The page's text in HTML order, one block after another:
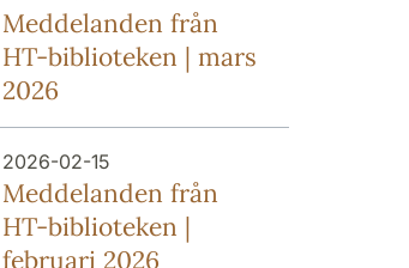
Meddelanden från
HT-biblioteken | mars
2026
2026-02-15
Meddelanden från
HT-biblioteken |
februari 2026